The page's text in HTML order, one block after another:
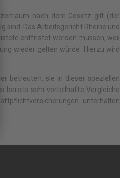
nach dem Gesetz gilt (der
sind. Das Arbeitsgericht Rheine und
entfristet werden müssen, weil
wieder gelten würde. Hierzu wird
betreuten, sie in dieser speziellen
bereits sehr vorteilhafte Vergleiche
unterhalten